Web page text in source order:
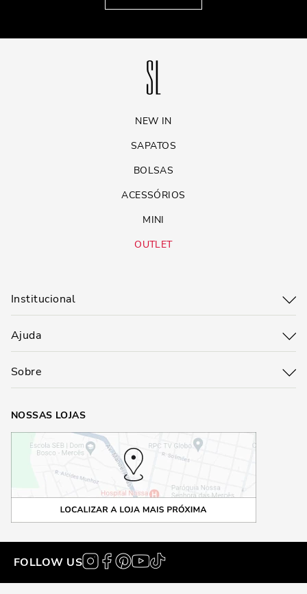
NEW IN
SAPATOS
BOLSAS
ACESSÓRIOS
MINI
OUTLET
Institucional
Ajuda
Sobre
NOSSAS LOJAS
FOLLOW US